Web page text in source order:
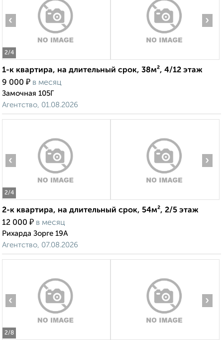
2/4
‹ ›
1-к квартира, на длительный срок, 38м², 4/12 этаж
9 000 ₽ в месяц
Замочная 105Г
Агентство, 01.08.2026
2/4
‹ ›
2-к квартира, на длительный срок, 54м², 2/5 этаж
12 000 ₽ в месяц
Рихарда Зорге 19А
Агентство, 07.08.2026
2/8
‹ ›